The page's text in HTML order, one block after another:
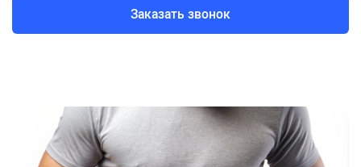
Заказать звонок